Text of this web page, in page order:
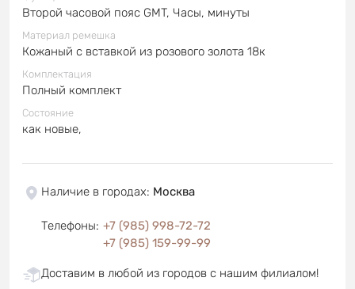
Второй часовой пояс GMT, Часы, минуты
Материал ремешка
Кожаный с вставкой из розового золота 18к
Комплектация
Полный комплект
Состояние
как новые,
Наличие в городах: Москва
Телефоны: +7 (985) 998-72-72
+7 (985) 159-99-99
Доставим в любой из городов с нашим филиалом!